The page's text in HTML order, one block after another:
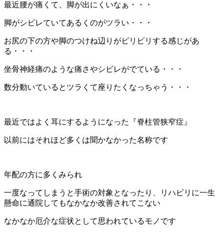
最近腰が痛くて、脚が出にくいなぁ・・・
脚がシビレていてあるくのがツラい・・・
お尻の下の方や脚のつけね辺りがビリビリする感じがあ
る・・・
坐骨神経痛のような痛さやシビレがでている・・・
数分動いているとツラくて座りたくなっちゃう・・・
最近ではよく耳にするようになった『脊柱管狭窄症』
以前にはそれほど多くは聞かなかった名称です
年配の方に多くみられ
一度なってしまうと手術の対象となったり、リハビリに一生
懸命に通院してもなかなか改善されてこない
なかなか厄介な症状として思われているモノです